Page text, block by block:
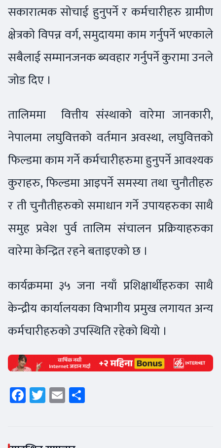
सकारात्मक सोचाई हुनुपर्ने र कर्मचारीहरु ग्रामीण
क्षेत्रको विपन्न वर्ग, समुदायमा काम गर्नुपर्ने भएकाले
सबैलाई सम्मानजनक ब्यवहार गर्नुपर्ने कुरामा उनले
जोड दिए ।
तालिममा वित्तीय संस्थाको वारेमा जानकारी,
नेपालमा लघुवित्तको वर्तमान अवस्था, लघुवित्तको
फिल्डमा काम गर्ने कर्मचारीहरुमा हुनुपर्ने आवश्यक
कुराहरु, फिल्डमा आइपर्ने समस्या तथा चुनौतीहरु
र ती चुनौतीहरुको समाधान गर्ने उपायहरुका साथै
समुह प्रवेश पुर्व तालिम संचालन प्रक्रियाहरुका
वारेमा केन्द्रित रहने बताइएको छ ।
कार्यक्रममा ३५ जना नयाँ प्रशिक्षार्थीहरुका साथै
केन्द्रीय कार्यालयका विभागीय प्रमुख लगायत अन्य
कर्मचारीहरुको उपस्थिति रहेको थियो ।
Facebook
Twitter
Email